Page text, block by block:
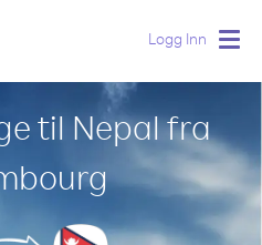
Logg Inn
til Nepal fra